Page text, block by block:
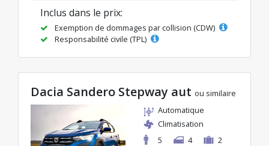
Inclus dans le prix:
Exemption de dommages par collision (CDW)
Responsabilité civile (TPL)
Dacia Sandero Stepway aut ou similaire
Automatique
Climatisation
5
4 2